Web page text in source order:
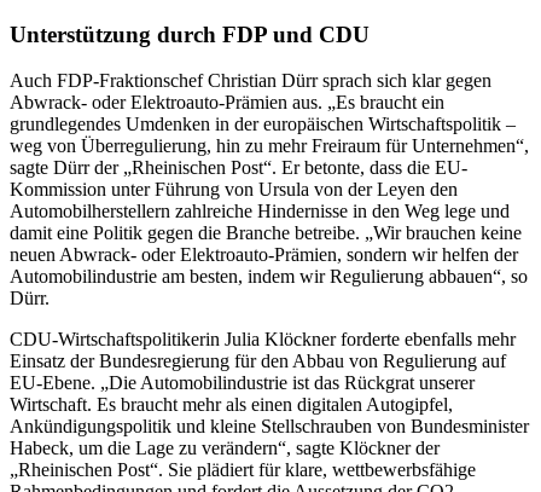
Unterstützung durch FDP und CDU
Auch FDP-Fraktionschef Christian Dürr sprach sich klar gegen
Abwrack- oder Elektroauto-Prämien aus. „Es braucht ein
grundlegendes Umdenken in der europäischen Wirtschaftspolitik –
weg von Überregulierung, hin zu mehr Freiraum für Unternehmen“,
sagte Dürr der „Rheinischen Post“. Er betonte, dass die EU-
Kommission unter Führung von Ursula von der Leyen den
Automobilherstellern zahlreiche Hindernisse in den Weg lege und
damit eine Politik gegen die Branche betreibe. „Wir brauchen keine
neuen Abwrack- oder Elektroauto-Prämien, sondern wir helfen der
Automobilindustrie am besten, indem wir Regulierung abbauen“, so
Dürr.
CDU-Wirtschaftspolitikerin Julia Klöckner forderte ebenfalls mehr
Einsatz der Bundesregierung für den Abbau von Regulierung auf
EU-Ebene. „Die Automobilindustrie ist das Rückgrat unserer
Wirtschaft. Es braucht mehr als einen digitalen Autogipfel,
Ankündigungspolitik und kleine Stellschrauben von Bundesminister
Habeck, um die Lage zu verändern“, sagte Klöckner der
„Rheinischen Post“. Sie plädiert für klare, wettbewerbsfähige